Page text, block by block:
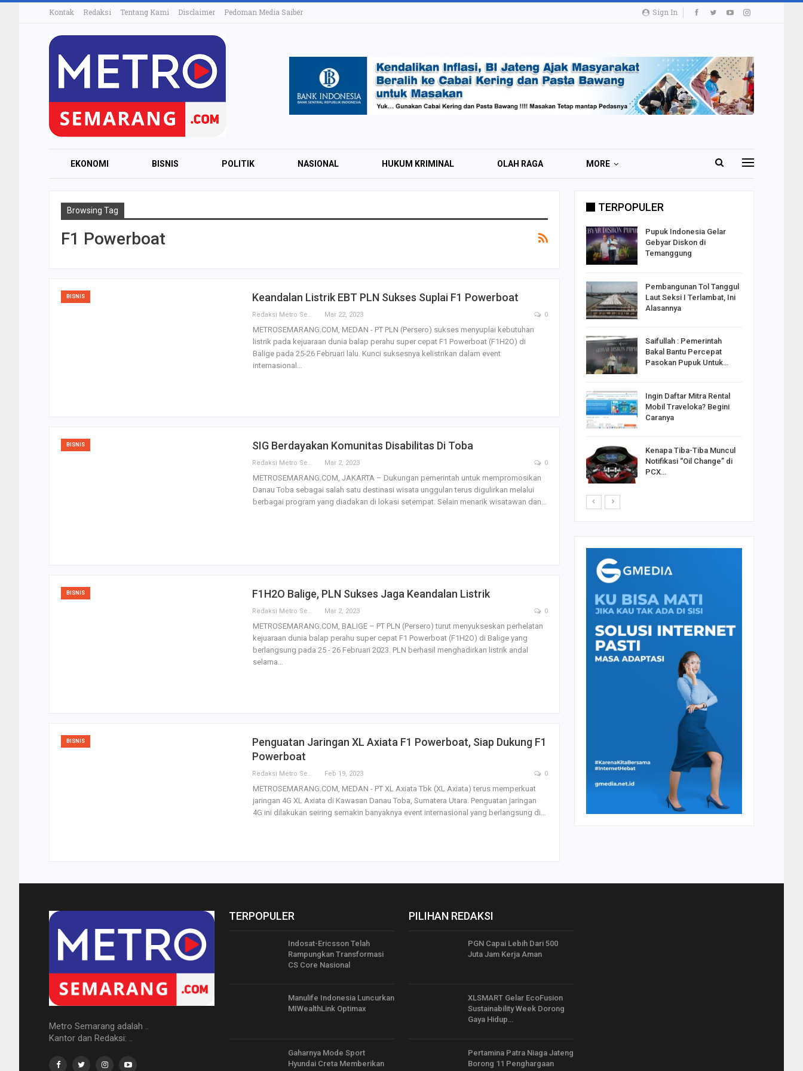
Sign In
Kontak Redaksi Tentang Kami Disclaimer Pedoman Media Saiber
EKONOMI BISNIS POLITIK NASIONAL HUKUM KRIMINAL OLAH RAGA MORE
Browsing Tag
F1 Powerboat
BISNIS Keandalan Listrik EBT PLN Sukses Suplai F1 Powerboat
Redaksi Metro Semarang Mar 22, 2023 0
METROSEMARANG.COM, MEDAN - PT PLN (Persero) sukses menyuplai kebutuhan
listrik pada kejuaraan dunia balap perahu super cepat F1 Powerboat (F1H2O) di
Balige pada 25-26 Februari lalu. Kunci suksesnya kelistrikan dalam event
internasional…
BISNIS SIG Berdayakan Komunitas Disabilitas Di Toba
Redaksi Metro Semarang Mar 2, 2023 0
METROSEMARANG.COM, JAKARTA – Dukungan pemerintah untuk mempromosikan
Danau Toba sebagai salah satu destinasi wisata unggulan terus digulirkan melalui
berbagai program yang diadakan di lokasi setempat. Selain menarik wisatawan dan…
BISNIS F1H2O Balige, PLN Sukses Jaga Keandalan Listrik
Redaksi Metro Semarang Mar 2, 2023 0
METROSEMARANG.COM, BALIGE – PT PLN (Persero) turut menyukseskan perhelatan
kejuaraan dunia balap perahu super cepat F1 Powerboat (F1H2O) di Balige yang
berlangsung pada 25 - 26 Februari 2023. PLN berhasil menghadirkan listrik andal
selama…
BISNIS
Penguatan Jaringan XL Axiata F1 Powerboat, Siap Dukung F1
Powerboat
Redaksi Metro Semarang Feb 19, 2023 0
METROSEMARANG.COM, MEDAN - PT XL Axiata Tbk (XL Axiata) terus memperkuat
jaringan 4G XL Axiata di Kawasan Danau Toba, Sumatera Utara. Penguatan jaringan
4G ini dilakukan seiring semakin banyaknya event internasional yang berlangsung di…
TERPOPULER
KAI Daop 4 Layani 51 Ribu
Wisman pada Semester I
Tempe Mendoan Pakai
Relawan “Aksi Sahabat
Gibran” Gelar Masak Sehat
Pranowo Akan Dorong
Penguatan Wirausaha
Pupuk Indonesia Gelar
Gebyar Diskon di
Temanggung
Pembangunan Tol Tanggul
Laut Seksi I Terlambat, Ini
Alasannya
Saifullah : Pemerintah
Bakal Bantu Percepat
Pasokan Pupuk Untuk…
Ingin Daftar Mitra Rental
Mobil Traveloka? Begini
Caranya
Kenapa Tiba-Tiba Muncul
Notifikasi “Oil Change” di
PCX…
Metro Semarang adalah ..
Kantor dan Redaksi: ..
TERPOPULER
Indosat-Ericsson Telah
Rampungkan Transformasi
CS Core Nasional
Manulife Indonesia Luncurkan
MIWealthLink Optimax
Gaharnya Mode Sport
Hyundai Creta Memberikan
PILIHAN REDAKSI
PGN Capai Lebih Dari 500
Juta Jam Kerja Aman
XLSMART Gelar EcoFusion
Sustainability Week Dorong
Gaya Hidup…
Pertamina Patra Niaga Jateng
Borong 11 Penghargaan